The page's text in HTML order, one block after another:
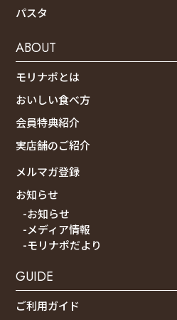
パスタ
ABOUT
モリナポとは
おいしい食べ方
会員特典紹介
実店舗のご紹介
メルマガ登録
お知らせ
-お知らせ
-メディア情報
-モリナポだより
GUIDE
ご利用ガイド